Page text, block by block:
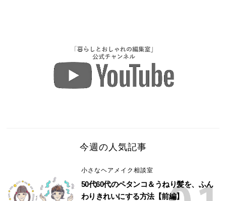
今週の人気記事
小さなヘアメイク相談室
50代60代のペタンコ＆うねり髪を、ふん
わりきれいにする方法【前編】